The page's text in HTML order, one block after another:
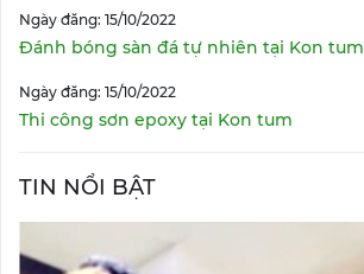
Ngày đăng: 15/10/2022
Đánh bóng sàn đá tự nhiên tại Kon tum
Ngày đăng: 15/10/2022
Thi công sơn epoxy tại Kon tum
TIN NỔI BẬT